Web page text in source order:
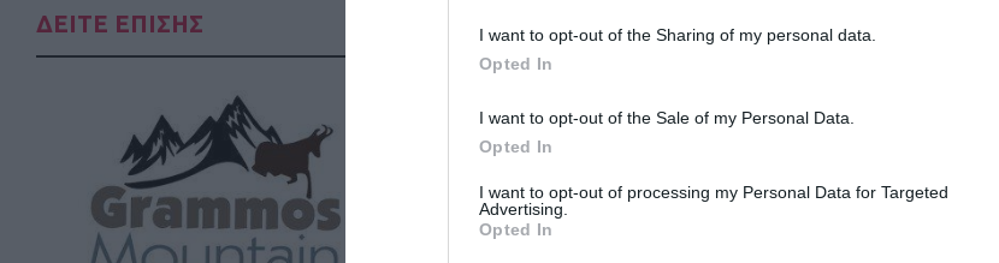
I want to opt-out of the Sharing of my personal data.
Opted In
I want to opt-out of the Sale of my Personal Data.
Opted In
I want to opt-out of processing my Personal Data for Targeted
Advertising.
Opted In
ΔΕΙΤΕ ΕΠΙΣΗΣ